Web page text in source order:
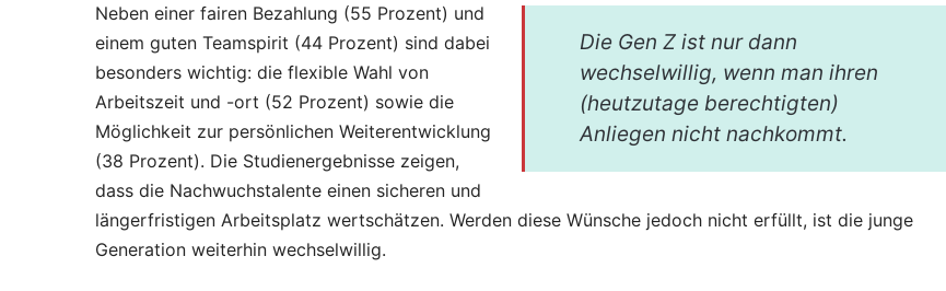
Die Gen Z ist nur dann
wechselwillig, wenn man ihren
(heutzutage berechtigten)
Anliegen nicht nachkommt.
Neben einer fairen Bezahlung (55 Prozent) und
einem guten Teamspirit (44 Prozent) sind dabei
besonders wichtig: die flexible Wahl von
Arbeitszeit und -ort (52 Prozent) sowie die
Möglichkeit zur persönlichen Weiterentwicklung
(38 Prozent). Die Studienergebnisse zeigen,
dass die Nachwuchstalente einen sicheren und
längerfristigen Arbeitsplatz wertschätzen. Werden diese Wünsche jedoch nicht erfüllt, ist die junge
Generation weiterhin wechselwillig.